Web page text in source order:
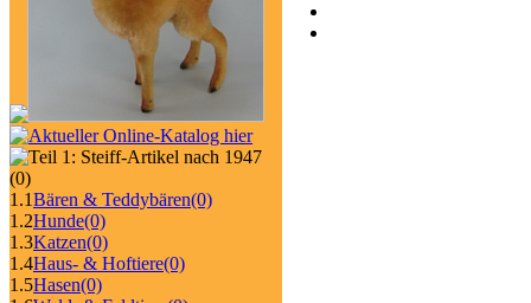
(0)
1.1Bären & Teddybären(0)
1.2Hunde(0)
1.3Katzen(0)
1.4Haus- & Hoftiere(0)
1.5Hasen(0)